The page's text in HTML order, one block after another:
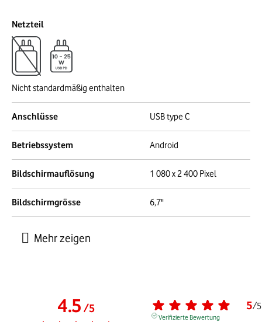
Netzteil
Nicht standardmäßig enthalten
Anschlüsse USB type C
Betriebssystem Android
Bildschirmauflösung 1 080 x 2 400 Pixel
Bildschirmgrösse 6,7"
4.5/5 5/5
Verifizierte Bewertung